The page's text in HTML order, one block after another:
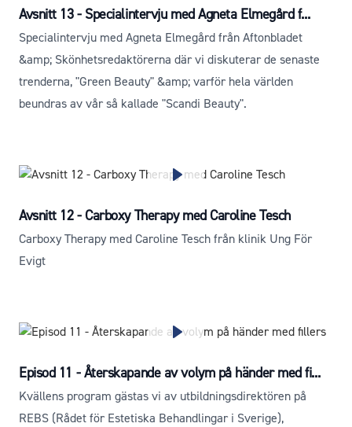
Avsnitt 13 - Specialintervju med Agneta Elmegård f...
Specialintervju med Agneta Elmegård från Aftonbladet
&amp; Skönhetsredaktörerna där vi diskuterar de senaste
trenderna, "Green Beauty" &amp; varför hela världen
beundras av vår så kallade "Scandi Beauty".
Avsnitt 12 - Carboxy Therapy med Caroline Tesch
Carboxy Therapy med Caroline Tesch från klinik Ung För
Evigt
Episod 11 - Återskapande av volym på händer med fi...
Kvällens program gästas vi av utbildningsdirektören på
REBS (Rådet för Estetiska Behandlingar i Sverige),